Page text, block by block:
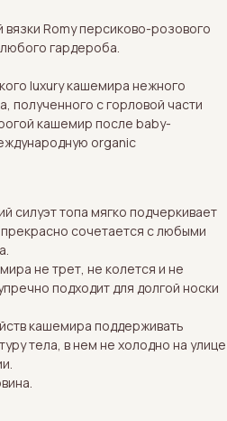
Romy персиково-розового
гардероба.
luxury кашемира нежного
полученного с горловой части
кашемир после baby-
organic
силуэт топа мягко подчеркивает
сочетается с любыми
не трет, не колется и не
подходит для долгой носки
кашемира поддерживать
тела, в нем не холодно на улице